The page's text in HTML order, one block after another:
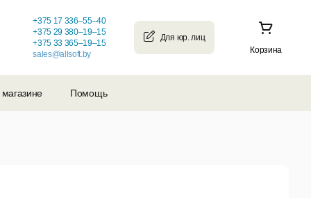
Корзина
+375 17 336–55–40
+375 29 380–19–15
+375 33 365–19–15
sales@allsoft.by
Помощь